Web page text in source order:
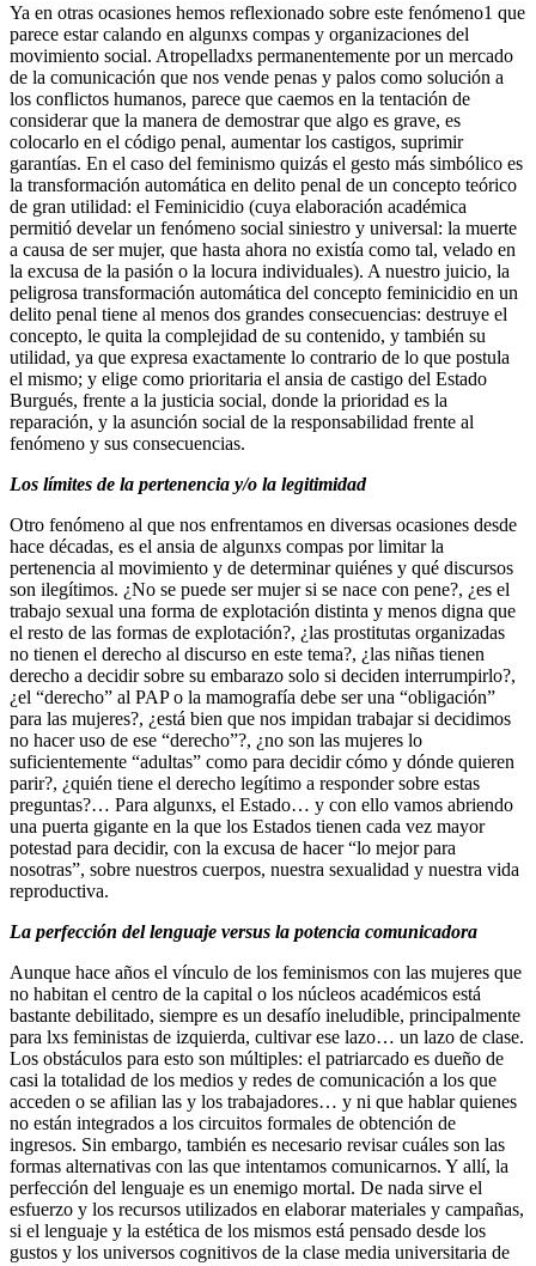
Ya en otras ocasiones hemos reflexionado sobre este fenómeno1 que
parece estar calando en algunxs compas y organizaciones del
movimiento social. Atropelladxs permanentemente por un mercado
de la comunicación que nos vende penas y palos como solución a
los conflictos humanos, parece que caemos en la tentación de
considerar que la manera de demostrar que algo es grave, es
colocarlo en el código penal, aumentar los castigos, suprimir
garantías. En el caso del feminismo quizás el gesto más simbólico es
la transformación automática en delito penal de un concepto teórico
de gran utilidad: el Feminicidio (cuya elaboración académica
permitió develar un fenómeno social siniestro y universal: la muerte
a causa de ser mujer, que hasta ahora no existía como tal, velado en
la excusa de la pasión o la locura individuales). A nuestro juicio, la
peligrosa transformación automática del concepto feminicidio en un
delito penal tiene al menos dos grandes consecuencias: destruye el
concepto, le quita la complejidad de su contenido, y también su
utilidad, ya que expresa exactamente lo contrario de lo que postula
el mismo; y elige como prioritaria el ansia de castigo del Estado
Burgués, frente a la justicia social, donde la prioridad es la
reparación, y la asunción social de la responsabilidad frente al
fenómeno y sus consecuencias.
Los límites de la pertenencia y/o la legitimidad
Otro fenómeno al que nos enfrentamos en diversas ocasiones desde
hace décadas, es el ansia de algunxs compas por limitar la
pertenencia al movimiento y de determinar quiénes y qué discursos
son ilegítimos. ¿No se puede ser mujer si se nace con pene?, ¿es el
trabajo sexual una forma de explotación distinta y menos digna que
el resto de las formas de explotación?, ¿las prostitutas organizadas
no tienen el derecho al discurso en este tema?, ¿las niñas tienen
derecho a decidir sobre su embarazo solo si deciden interrumpirlo?,
¿el “derecho” al PAP o la mamografía debe ser una “obligación”
para las mujeres?, ¿está bien que nos impidan trabajar si decidimos
no hacer uso de ese “derecho”?, ¿no son las mujeres lo
suficientemente “adultas” como para decidir cómo y dónde quieren
parir?, ¿quién tiene el derecho legítimo a responder sobre estas
preguntas?… Para algunxs, el Estado… y con ello vamos abriendo
una puerta gigante en la que los Estados tienen cada vez mayor
potestad para decidir, con la excusa de hacer “lo mejor para
nosotras”, sobre nuestros cuerpos, nuestra sexualidad y nuestra vida
reproductiva.
La perfección del lenguaje versus la potencia comunicadora
Aunque hace años el vínculo de los feminismos con las mujeres que
no habitan el centro de la capital o los núcleos académicos está
bastante debilitado, siempre es un desafío ineludible, principalmente
para lxs feministas de izquierda, cultivar ese lazo… un lazo de clase.
Los obstáculos para esto son múltiples: el patriarcado es dueño de
casi la totalidad de los medios y redes de comunicación a los que
acceden o se afilian las y los trabajadores… y ni que hablar quienes
no están integrados a los circuitos formales de obtención de
ingresos. Sin embargo, también es necesario revisar cuáles son las
formas alternativas con las que intentamos comunicarnos. Y allí, la
perfección del lenguaje es un enemigo mortal. De nada sirve el
esfuerzo y los recursos utilizados en elaborar materiales y campañas,
si el lenguaje y la estética de los mismos está pensado desde los
gustos y los universos cognitivos de la clase media universitaria de